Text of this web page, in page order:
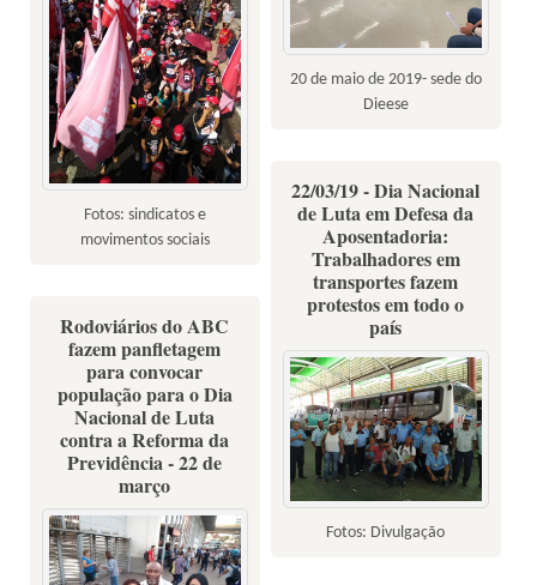
20 de maio de 2019- sede do
Dieese
Fotos: sindicatos e
movimentos sociais
22/03/19 - Dia Nacional
de Luta em Defesa da
Aposentadoria:
Trabalhadores em
transportes fazem
protestos em todo o
país
Fotos: Divulgação
Rodoviários do ABC
fazem panfletagem
para convocar
população para o Dia
Nacional de Luta
contra a Reforma da
Previdência - 22 de
março